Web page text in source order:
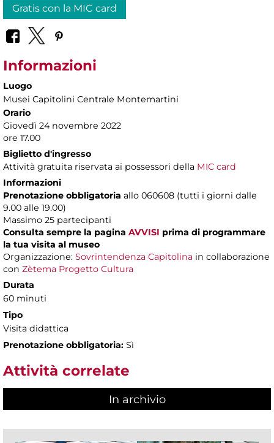
Gratis con la MIC card
Informazioni
Luogo
Musei Capitolini Centrale Montemartini
Orario
Giovedì 24 novembre 2022
ore 17.00
Biglietto d'ingresso
Attività gratuita riservata ai possessori della MIC card
Informazioni
Prenotazione obbligatoria allo 060608 (tutti i giorni dalle
9.00 alle 19.00)
Massimo 25 partecipanti
Consulta sempre la pagina AVVISI prima di programmare
la tua visita al museo
Organizzazione: Sovrintendenza Capitolina in collaborazione
con Zètema Progetto Cultura
Durata
60 minuti
Tipo
Visita didattica
Prenotazione obbligatoria: Sì
Attività correlate
In archivio